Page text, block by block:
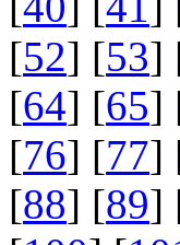
[52] [53]
[64] [65]
[76] [77]
[88] [89]